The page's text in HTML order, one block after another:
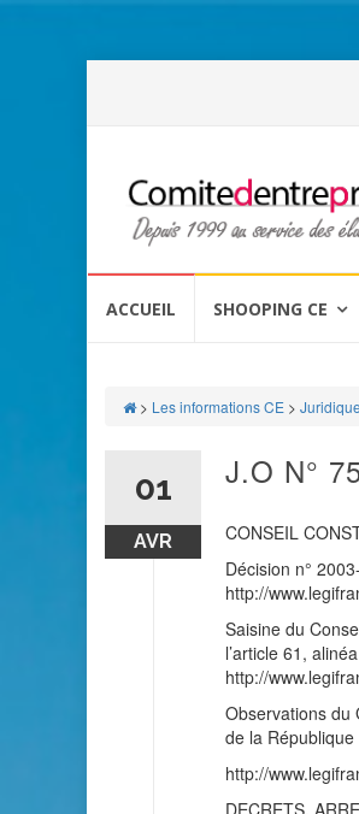
ACCUEIL SHOOPING CE
> Les informations CE > Juridique
01
AVR
J.O N°
CONSEIL
Décision n°
http://
Saisine du
l’article 61,
http://
Observations du
de la République
http://
DECRETS,